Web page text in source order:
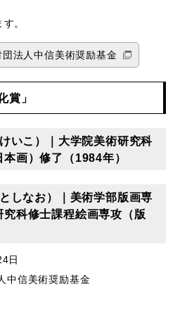
。
法人中信美術奨励基金
賞」
いこ）｜大学院美術研究科
画）修了（1984年）
しなお）｜美術学部版画専
科修士課程絵画専攻（版
日
中信美術奨励基金